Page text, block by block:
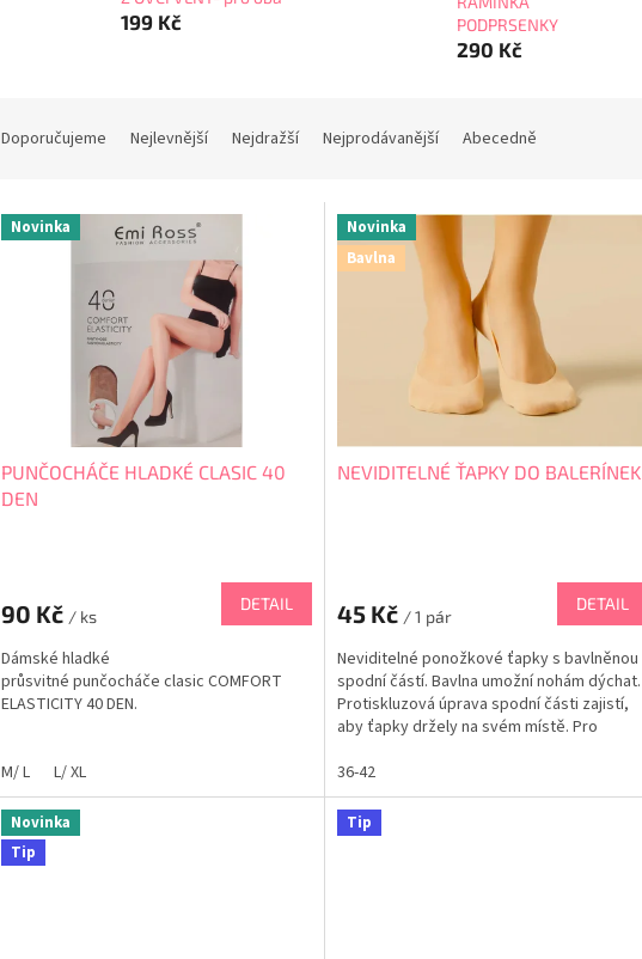
199 Kč
PODPRSENKY
290 Kč
n
Doporučujeme Nejlevnější Nejdražší Nejprodávanější Abecedně
V Novinka
PUNČOCHÁČE HLADKÉ CLASIC 40
DEN
90 Kč / ks
DETAIL
Dámské hladké
průsvitné punčocháče clasic COMFORT
ELASTICITY 40 DEN.
M/ L L/ XL
Novinka
Bavlna
NEVIDITELNÉ ŤAPKY DO BALERÍNEK
45 Kč / 1 pár
DETAIL
Neviditelné ponožkové ťapky s bavlněnou
spodní částí. Bavlna umožní nohám dýchat.
Protiskluzová úprava spodní části zajistí,
aby ťapky držely na svém místě. Pro
vrchní vnitřní části silikonový proužek.
Oblíbená edice.
36-42
Novinka
Tip
Tip